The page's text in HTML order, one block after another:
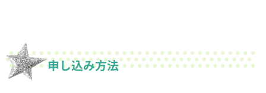
申し込み方法